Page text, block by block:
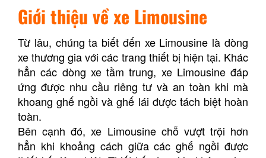
Giới thiệu về xe Limousine
Từ lâu, chúng ta biết đến xe Limousine là dòng
xe thương gia với các trang thiết bị hiện tại. Khác
hẳn các dòng xe tầm trung, xe Limousine đáp
ứng được nhu cầu riêng tư và an toàn khi mà
khoang ghế ngồi và ghế lái được tách biệt hoàn
toàn.
Bên cạnh đó, xe Limousine chỗ vượt trội hơn
hẳn khi khoảng cách giữa các ghế ngồi được